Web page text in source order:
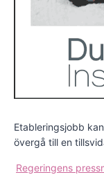
Etableringsjobb
övergå till en
Regeringens